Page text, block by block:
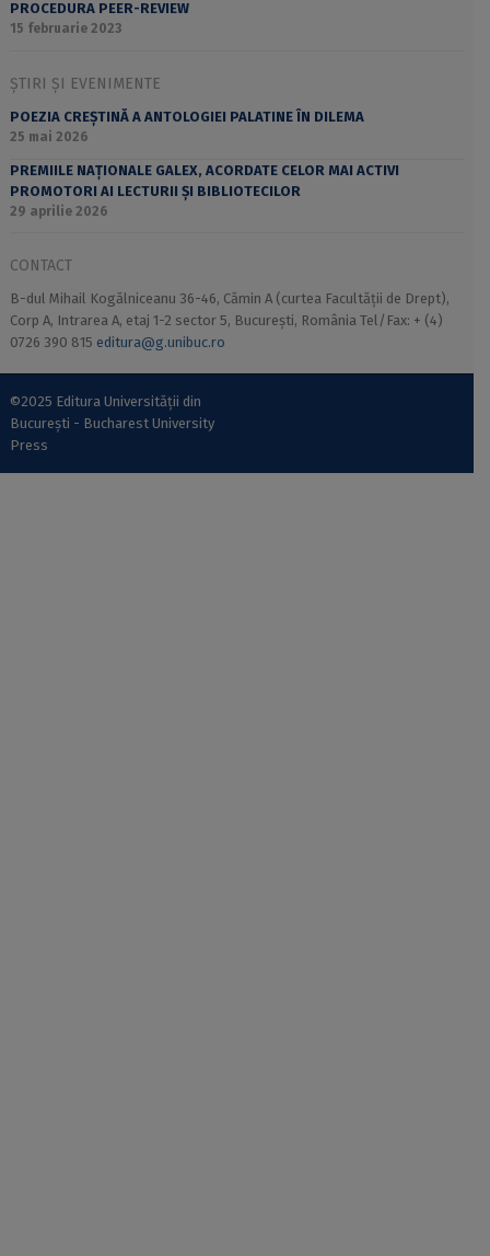
PROCEDURA PEER-REVIEW
15 februarie 2023
ȘTIRI ȘI EVENIMENTE
POEZIA CREȘTINĂ A ANTOLOGIEI PALATINE ÎN DILEMA
25 mai 2026
PREMIILE NAȚIONALE GALEX, ACORDATE CELOR MAI ACTIVI
PROMOTORI AI LECTURII ȘI BIBLIOTECILOR
29 aprilie 2026
CONTACT
B-dul Mihail Kogălniceanu 36-46, Cămin A (curtea Facultății de Drept),
Corp A, Intrarea A, etaj 1-2 sector 5, București, România Tel/Fax: + (4)
0726 390 815 editura@g.unibuc.ro
©2025 Editura Universității din
București - Bucharest University
Press